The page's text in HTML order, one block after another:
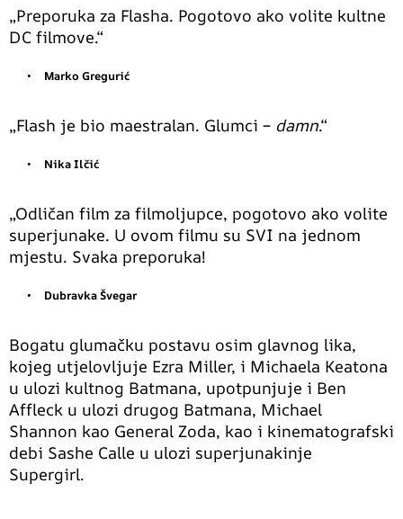
„Preporuka za Flasha. Pogotovo ako volite kultne
DC filmove.“
Marko Gregurić
„Flash je bio maestralan. Glumci – damn.“
Nika Ilčić
„Odličan film za filmoljupce, pogotovo ako volite
superjunake. U ovom filmu su SVI na jednom
mjestu. Svaka preporuka!
Dubravka Švegar
Bogatu glumačku postavu osim glavnog lika,
kojeg utjelovljuje Ezra Miller, i Michaela Keatona
u ulozi kultnog Batmana, upotpunjuje i Ben
Affleck u ulozi drugog Batmana, Michael
Shannon kao General Zoda, kao i kinematografski
debi Sashe Calle u ulozi superjunakinje
Supergirl.